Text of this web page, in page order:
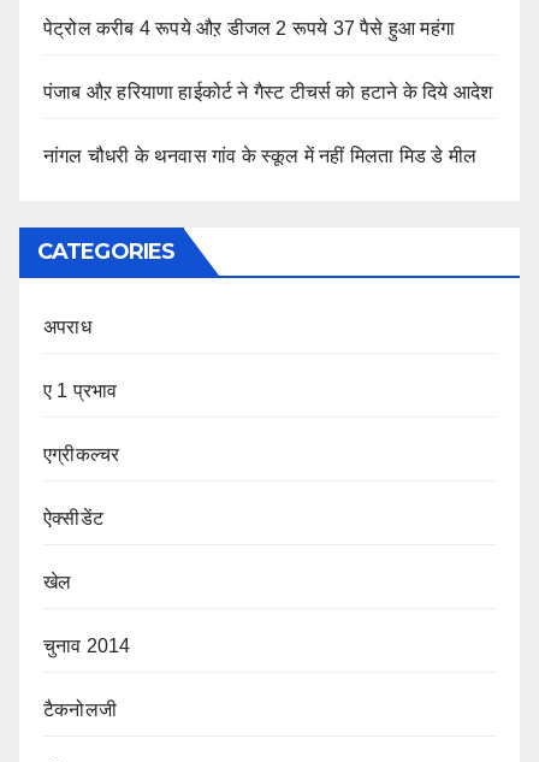
पेट्रोल करीब 4 रूपये औऱ डीजल 2 रूपये 37 पैसे हुआ महंगा
पंजाब औऱ हरियाणा हाईकोर्ट ने गैस्ट टीचर्स को हटाने के दिये आदेश
नांगल चौधरी के थनवास गांव के स्कूल में नहीं मिलता मिड डे मील
CATEGORIES
अपराध
ए 1 प्रभाव
एग्रीकल्चर
ऐक्सीडेंट
खेल
चुनाव 2014
टैकनोलजी